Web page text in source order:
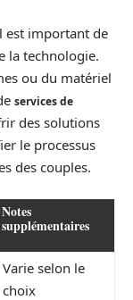
est important de
la technologie.
ou du matériel
services de
des solutions
le processus
des couples.
Notes
supplémentaires
Varie selon le
choix